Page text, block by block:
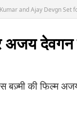
and Ajay Devgn Set
देवगन
बज़्मी की फिल्म